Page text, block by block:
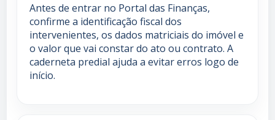
Antes de entrar no Portal das Finanças,
confirme a identificação fiscal dos
intervenientes, os dados matriciais do imóvel e
o valor que vai constar do ato ou contrato. A
caderneta predial ajuda a evitar erros logo de
início.